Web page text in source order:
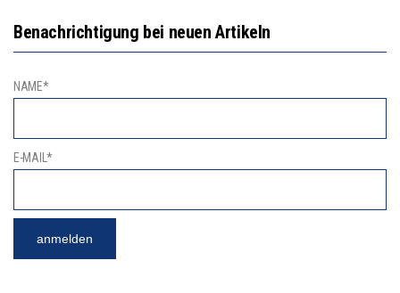
Benachrichtigung bei neuen Artikeln
NAME*
E-MAIL*